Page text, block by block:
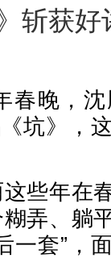
斩获好
晚，沈
坑》，
年在
弄、躺
一套”，